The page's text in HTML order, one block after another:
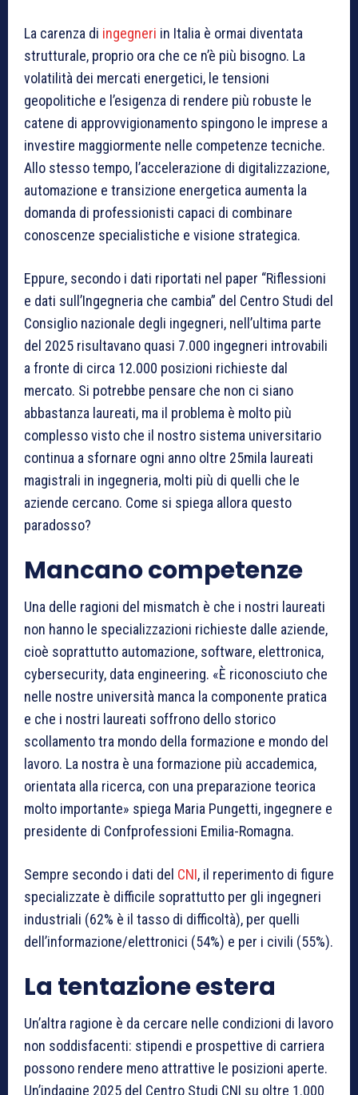
La carenza di ingegneri in Italia è ormai diventata
strutturale, proprio ora che ce n’è più bisogno. La
volatilità dei mercati energetici, le tensioni
geopolitiche e l’esigenza di rendere più robuste le
catene di approvvigionamento spingono le imprese a
investire maggiormente nelle competenze tecniche.
Allo stesso tempo, l’accelerazione di digitalizzazione,
automazione e transizione energetica aumenta la
domanda di professionisti capaci di combinare
conoscenze specialistiche e visione strategica.
Eppure, secondo i dati riportati nel paper “Riflessioni
e dati sull’Ingegneria che cambia” del Centro Studi del
Consiglio nazionale degli ingegneri, nell’ultima parte
del 2025 risultavano quasi 7.000 ingegneri introvabili
a fronte di circa 12.000 posizioni richieste dal
mercato. Si potrebbe pensare che non ci siano
abbastanza laureati, ma il problema è molto più
complesso visto che il nostro sistema universitario
continua a sfornare ogni anno oltre 25mila laureati
magistrali in ingegneria, molti più di quelli che le
aziende cercano. Come si spiega allora questo
paradosso?
Mancano competenze
Una delle ragioni del mismatch è che i nostri laureati
non hanno le specializzazioni richieste dalle aziende,
cioè soprattutto automazione, software, elettronica,
cybersecurity, data engineering. «È riconosciuto che
nelle nostre università manca la componente pratica
e che i nostri laureati soffrono dello storico
scollamento tra mondo della formazione e mondo del
lavoro. La nostra è una formazione più accademica,
orientata alla ricerca, con una preparazione teorica
molto importante» spiega Maria Pungetti, ingegnere e
presidente di Confprofessioni Emilia-Romagna.
Sempre secondo i dati del CNI, il reperimento di figure
specializzate è difficile soprattutto per gli ingegneri
industriali (62% è il tasso di difficoltà), per quelli
dell’informazione/elettronici (54%) e per i civili (55%).
La tentazione estera
Un’altra ragione è da cercare nelle condizioni di lavoro
non soddisfacenti: stipendi e prospettive di carriera
possono rendere meno attrattive le posizioni aperte.
Un’indagine 2025 del Centro Studi CNI su oltre 1.000